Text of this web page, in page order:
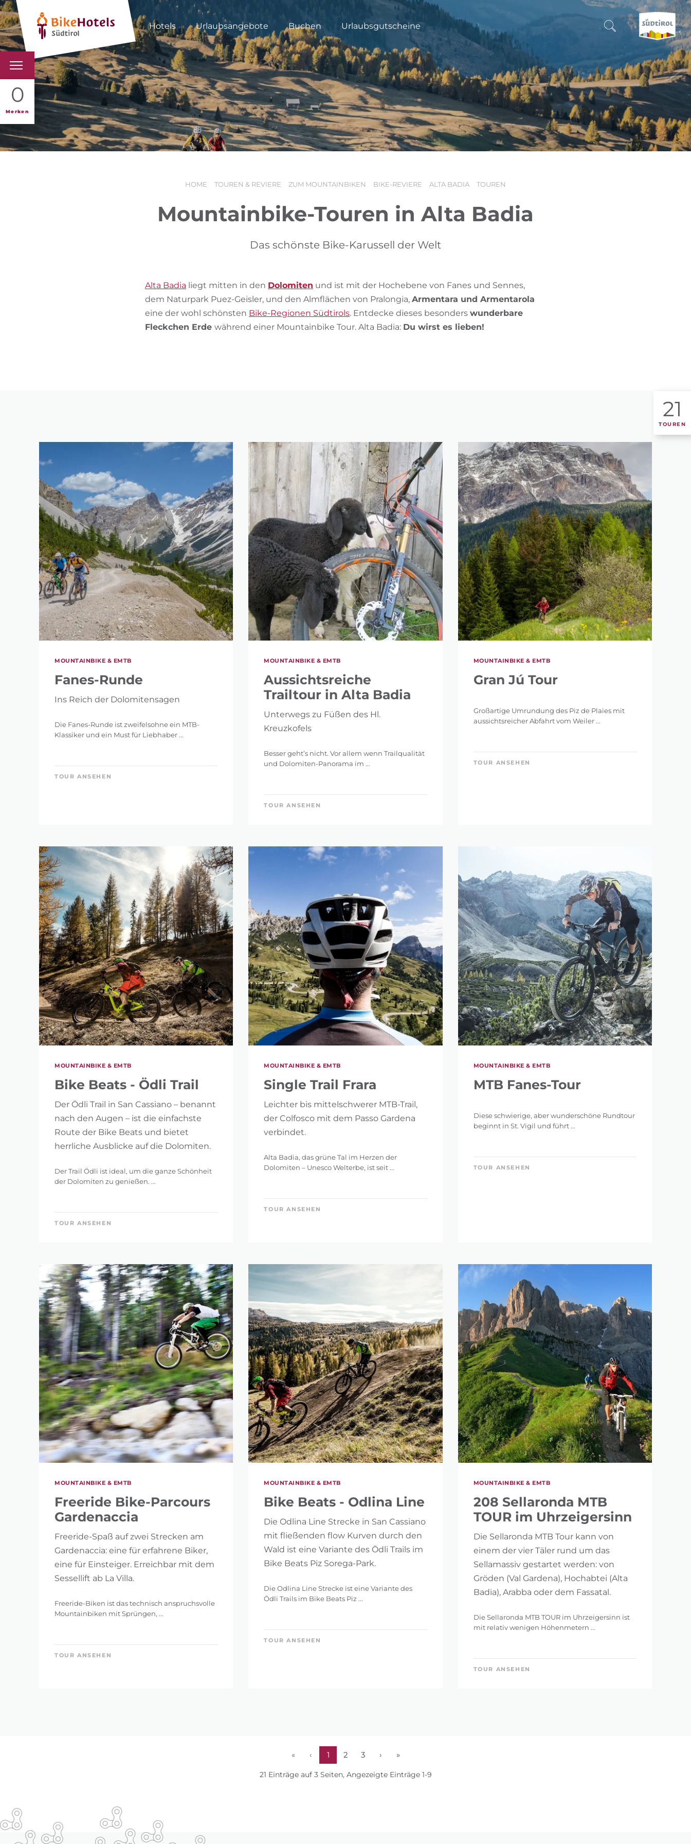
Hotels Urlaubsangebote Buchen Urlaubsgutscheine
0
Merken
BIKEHOTELS
HOTELS & PAKETE
TOUREN & REVIERE
SCHLUSSLICHTER
SUCHEN & BUCHEN
ENTDECKE SÜDTIROL
WANN?
-
HOME TOUREN & REVIERE ZUM MOUNTAINBIKEN BIKE-REVIERE ALTA BADIA TOUREN
Mountainbike-Touren in Alta Badia
Das schönste Bike-Karussell der Welt
Alta Badia liegt mitten in den Dolomiten und ist mit der Hochebene von Fanes und Sennes,
dem Naturpark Puez-Geisler, und den Almflächen von Pralongia, Armentara und Armentarola
eine der wohl schönsten Bike-Regionen Südtirols. Entdecke dieses besonders wunderbare
Fleckchen Erde während einer Mountainbike Tour. Alta Badia: Du wirst es lieben!
21
TOUREN
MOUNTAINBIKE & EMTB
Fanes-Runde
Ins Reich der Dolomitensagen
Die Fanes-Runde ist zweifelsohne ein MTB-
Klassiker und ein Must für Liebhaber ...
TOUR ANSEHEN
MOUNTAINBIKE & EMTB
Aussichtsreiche
Trailtour in Alta Badia
Unterwegs zu Füßen des Hl.
Kreuzkofels
Besser geht’s nicht. Vor allem wenn Trailqualität
und Dolomiten-Panorama im ...
TOUR ANSEHEN
MOUNTAINBIKE & EMTB
Gran Jú Tour
Großartige Umrundung des Piz de Plaies mit
aussichtsreicher Abfahrt vom Weiler ...
TOUR ANSEHEN
MOUNTAINBIKE & EMTB
Bike Beats - Ödli Trail
Der Ödli Trail in San Cassiano – benannt
nach den Augen – ist die einfachste
Route der Bike Beats und bietet
herrliche Ausblicke auf die Dolomiten.
Der Trail Ödli ist ideal, um die ganze Schönheit
der Dolomiten zu genießen. ...
TOUR ANSEHEN
MOUNTAINBIKE & EMTB
Single Trail Frara
Leichter bis mittelschwerer MTB-Trail,
der Colfosco mit dem Passo Gardena
verbindet.
Alta Badia, das grüne Tal im Herzen der
Dolomiten – Unesco Welterbe, ist seit ...
TOUR ANSEHEN
MOUNTAINBIKE & EMTB
MTB Fanes-Tour
Diese schwierige, aber wunderschöne Rundtour
beginnt in St. Vigil und führt ...
TOUR ANSEHEN
MOUNTAINBIKE & EMTB
Freeride Bike-Parcours
Gardenaccia
Freeride-Spaß auf zwei Strecken am
Gardenaccia: eine für erfahrene Biker,
eine für Einsteiger. Erreichbar mit dem
Sessellift ab La Villa.
Freeride-Biken ist das technisch anspruchsvolle
Mountainbiken mit Sprüngen, ...
TOUR ANSEHEN
MOUNTAINBIKE & EMTB
Bike Beats - Odlina Line
Die Odlina Line Strecke in San Cassiano
mit fließenden flow Kurven durch den
Wald ist eine Variante des Ödli Trails im
Bike Beats Piz Sorega-Park.
Die Odlina Line Strecke ist eine Variante des
Ödli Trails im Bike Beats Piz ...
TOUR ANSEHEN
MOUNTAINBIKE & EMTB
208 Sellaronda MTB
TOUR im Uhrzeigersinn
Die Sellaronda MTB Tour kann von
einem der vier Täler rund um das
Sellamassiv gestartet werden: von
Gröden (Val Gardena), Hochabtei (Alta
Badia), Arabba oder dem Fassatal.
Die Sellaronda MTB TOUR im Uhrzeigersinn ist
mit relativ wenigen Höhenmetern ...
TOUR ANSEHEN
« ‹ 1 2 3 › »
21 Einträge auf 3 Seiten, Angezeigte Einträge 1-9